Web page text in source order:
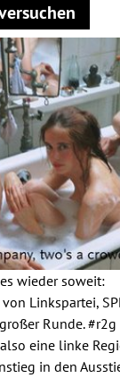
wieder soweit:
Linkspartei,
Runde.
eine linke
in den